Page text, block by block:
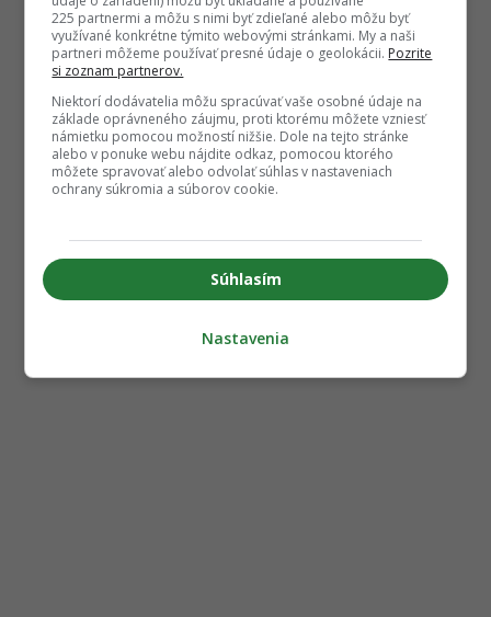
225 partnermi a môžu s nimi byť zdieľané alebo môžu byť
využívané konkrétne týmito webovými stránkami. My a naši
partneri môžeme používať presné údaje o geolokácii. Pozrite
si zoznam partnerov.
Niektorí dodávatelia môžu spracúvať vaše osobné údaje na
základe oprávneného záujmu, proti ktorému môžete vzniesť
námietku pomocou možností nižšie. Dole na tejto stránke
alebo v ponuke webu nájdite odkaz, pomocou ktorého
môžete spravovať alebo odvolať súhlas v nastaveniach
ochrany súkromia a súborov cookie.
Súhlasím
Nastavenia